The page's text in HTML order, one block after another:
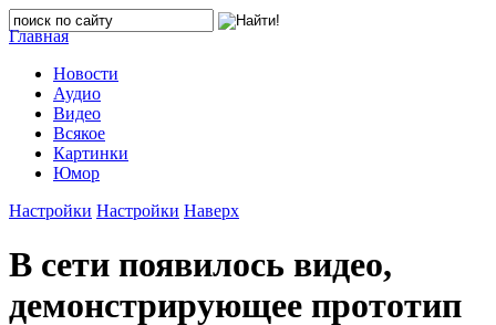
Главная
Новости
Аудио
Видео
Всякое
Картинки
Юмор
Настройки Настройки Наверх
В сети появилось видео,
демонстрирующее прототип